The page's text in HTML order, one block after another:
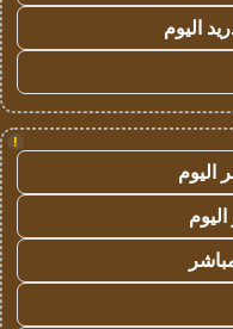
اليوم
!
اليوم